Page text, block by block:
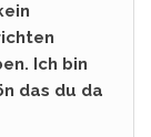
Ich bin
das du da